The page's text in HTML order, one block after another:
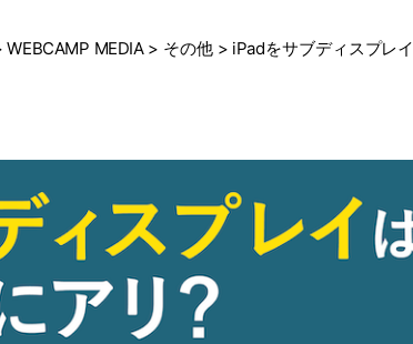
WEBCAMP MEDIA> その他> iPadをサブディスプレイ